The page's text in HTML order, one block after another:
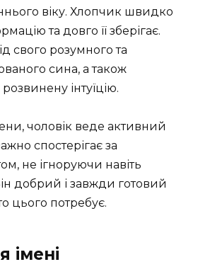
віку. Хлопчик швидко
та довго її зберігає.
свого розумного та
сина, а також
інтуїцію.
чоловік веде активний
спостерігає за
не ігноруючи навіть
добрий і завжди готовий
цього потребує.
імені